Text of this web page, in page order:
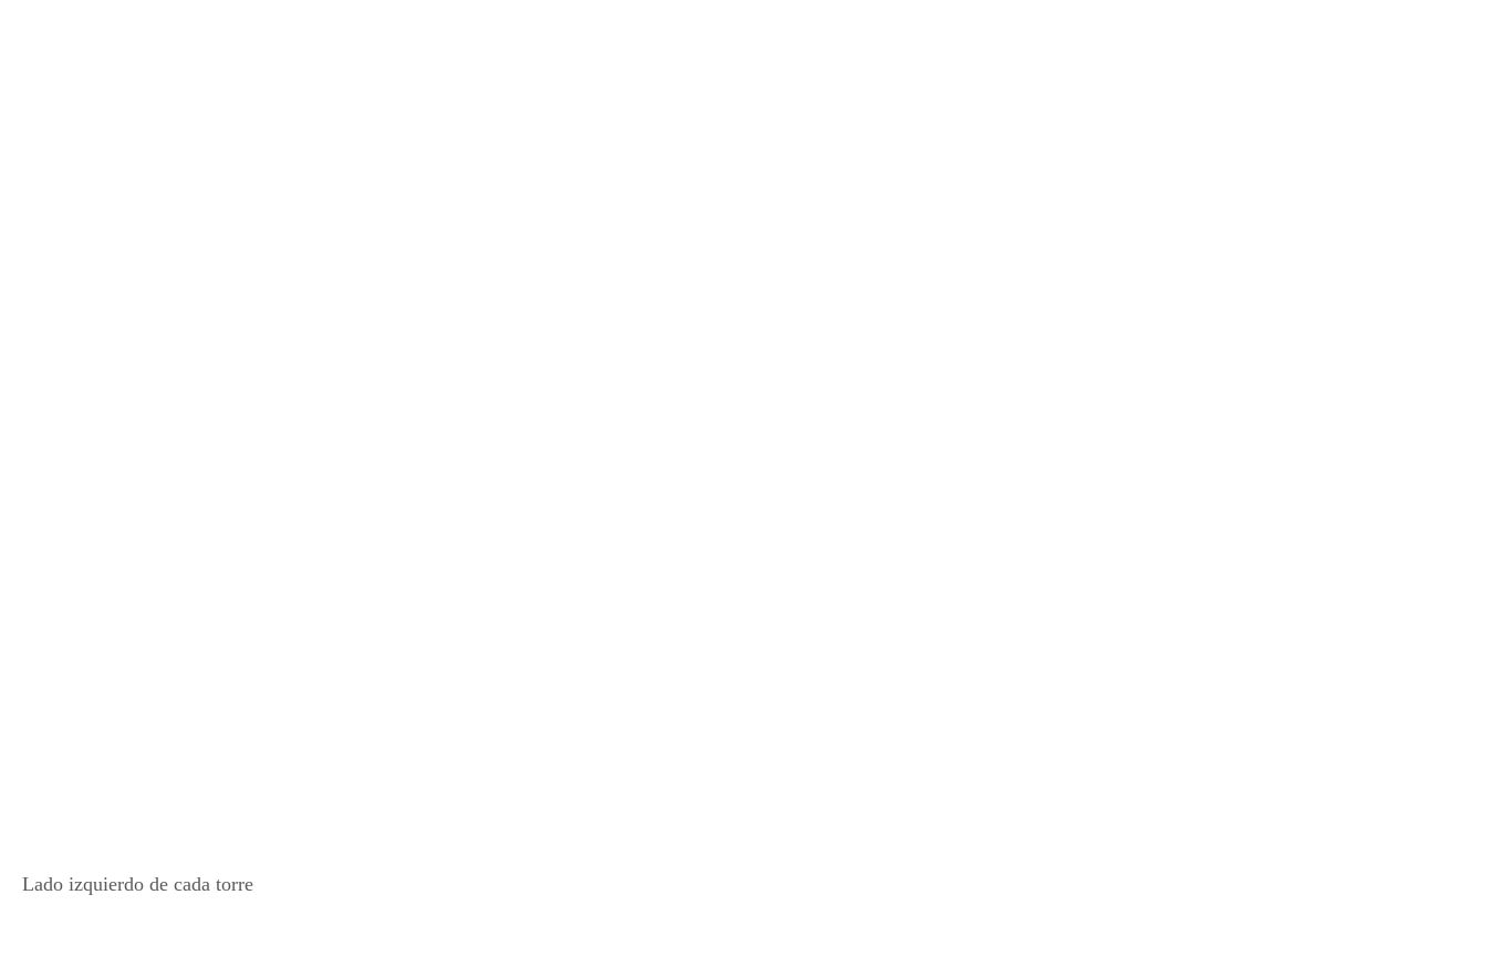
Lado izquierdo de cada torre